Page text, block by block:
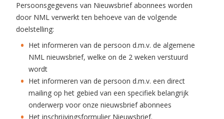
Persoonsgegevens van Nieuwsbrief abonnees worden
door NML verwerkt ten behoeve van de volgende
doelstelling:
Het informeren van de persoon d.m.v. de algemene
NML nieuwsbrief, welke on de 2 weken verstuurd
wordt
Het informeren van de persoon d.m.v. een direct
mailing op het gebied van een specifiek belangrijk
onderwerp voor onze nieuwsbrief abonnees
Het inschrijvingsformulier Nieuwsbrief.